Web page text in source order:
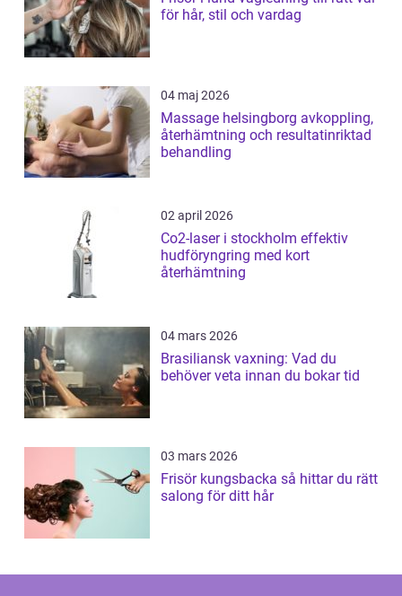
för hår, stil och vardag
04 maj 2026
Massage helsingborg avkoppling,
återhämtning och resultatinriktad
behandling
02 april 2026
Co2-laser i stockholm effektiv
hudföryngring med kort
återhämtning
04 mars 2026
Brasiliansk vaxning: Vad du
behöver veta innan du bokar tid
03 mars 2026
Frisör kungsbacka så hittar du rätt
salong för ditt hår